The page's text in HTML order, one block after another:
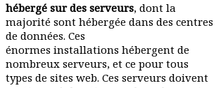
hébergé sur des serveurs, dont la
majorité sont hébergée dans des centres
de données. Ces
énormes instal­la­tions hébergent de
nombreux serveurs, et ce pour tous
types de sites web. Ces serveurs doivent